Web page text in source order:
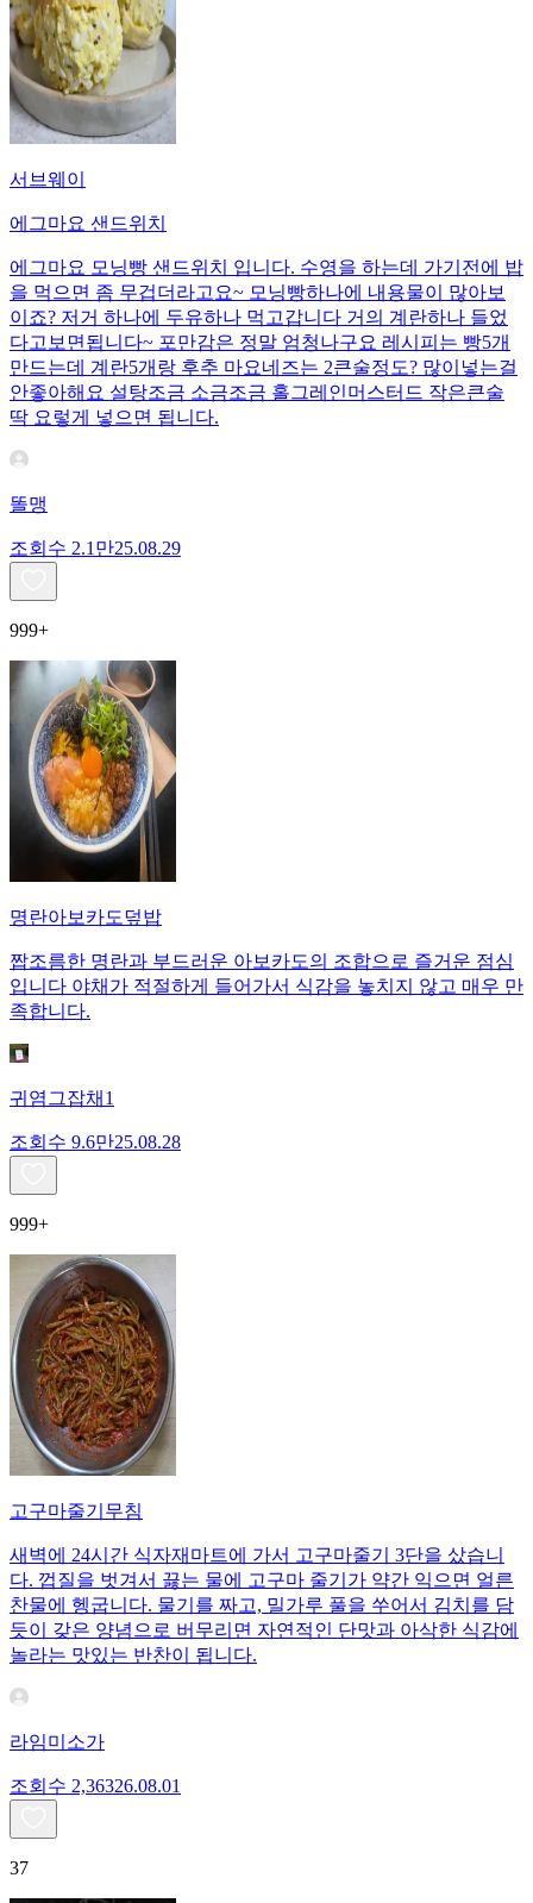
서브웨이
에그마요 샌드위치
에그마요 모닝빵 샌드위치 입니다. 수영을 하는데 가기전에 밥
을 먹으면 좀 무겁더라고요~ 모닝빵하나에 내용물이 많아보
이죠? 저거 하나에 두유하나 먹고갑니다 거의 계란하나 들었
다고보면됩니다~ 포만감은 정말 엄청나구요 레시피는 빵5개
만드는데 계란5개랑 후추 마요네즈는 2큰술정도? 많이넣는걸
안좋아해요 설탕조금 소금조금 홀그레인머스터드 작은큰술
딱 요렇게 넣으면 됩니다.
똘맹
조회수 2.1만25.08.29
999+
명란아보카도덮밥
짭조름한 명란과 부드러운 아보카도의 조합으로 즐거운 점심
입니다 야채가 적절하게 들어가서 식감을 놓치지 않고 매우 만
족합니다.
귀염그잡채1
조회수 9.6만25.08.28
999+
고구마줄기무침
새벽에 24시간 식자재마트에 가서 고구마줄기 3단을 샀습니
다. 껍질을 벗겨서 끓는 물에 고구마 줄기가 약간 익으면 얼른
찬물에 헹굽니다. 물기를 짜고, 밀가루 풀을 쑤어서 김치를 담
듯이 갖은 양념으로 버무리면 자연적인 단맛과 아삭한 식감에
놀라는 맛있는 반찬이 됩니다.
라임미소가
조회수 2,36326.08.01
37